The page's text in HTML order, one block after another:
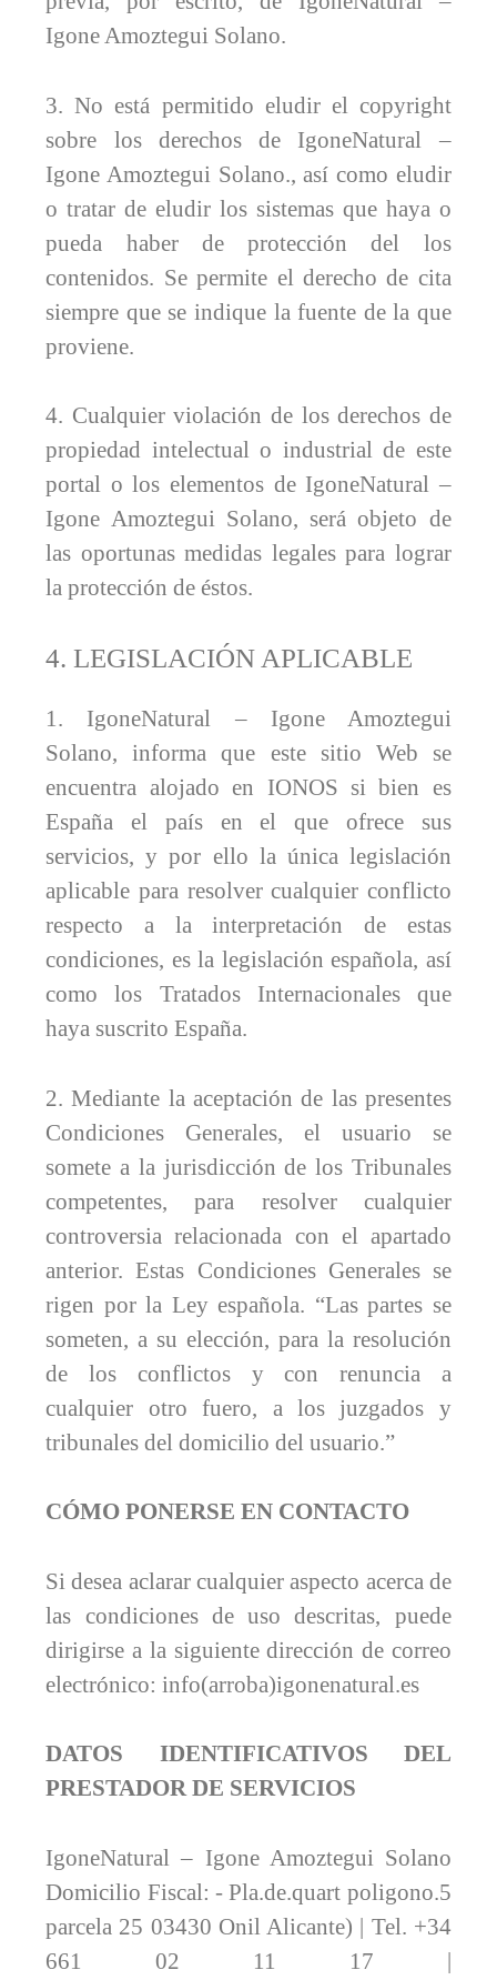
Igone Amoztegui Solano.
3. No está permitido eludir el copyright
sobre los derechos de IgoneNatural –
Igone Amoztegui Solano., así como eludir
o tratar de eludir los sistemas que haya o
pueda haber de protección del los
contenidos. Se permite el derecho de cita
siempre que se indique la fuente de la que
proviene.
4. Cualquier violación de los derechos de
propiedad intelectual o industrial de este
portal o los elementos de IgoneNatural –
Igone Amoztegui Solano, será objeto de
las oportunas medidas legales para lograr
la protección de éstos.
4. LEGISLACIÓN APLICABLE
1. IgoneNatural – Igone Amoztegui
Solano, informa que este sitio Web se
encuentra alojado en IONOS si bien es
España el país en el que ofrece sus
servicios, y por ello la única legislación
aplicable para resolver cualquier conflicto
respecto a la interpretación de estas
condiciones, es la legislación española, así
como los Tratados Internacionales que
haya suscrito España.
2. Mediante la aceptación de las presentes
Condiciones Generales, el usuario se
somete a la jurisdicción de los Tribunales
competentes, para resolver cualquier
controversia relacionada con el apartado
anterior. Estas Condiciones Generales se
rigen por la Ley española. “Las partes se
someten, a su elección, para la resolución
de los conflictos y con renuncia a
cualquier otro fuero, a los juzgados y
tribunales del domicilio del usuario.”
CÓMO PONERSE EN CONTACTO
Si desea aclarar cualquier aspecto acerca de
las condiciones de uso descritas, puede
dirigirse a la siguiente dirección de correo
electrónico: info(arroba)igonenatural.es
DATOS IDENTIFICATIVOS DEL
PRESTADOR DE SERVICIOS
IgoneNatural – Igone Amoztegui Solano
Domicilio Fiscal: - Pla.de.quart poligono.5
parcela 25 03430 Onil Alicante) | Tel. +34
661 02 11 17 |